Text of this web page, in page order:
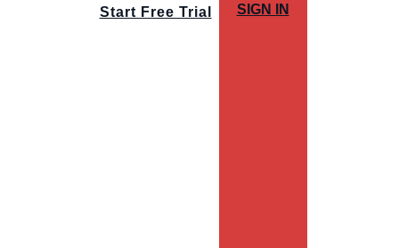
Start Free Trial SIGN IN